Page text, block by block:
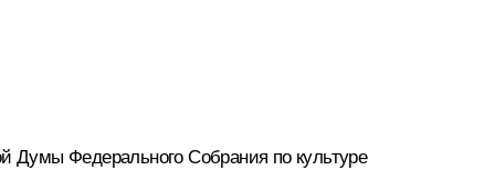
Думы Федерального Собрания по культуре